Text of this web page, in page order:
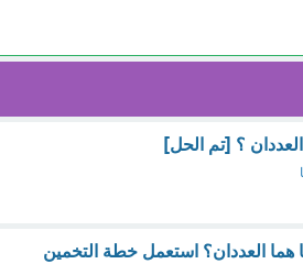
مجموعهما ٢٨ وحاصل ضربهما ١٩٥ فما هما العددان؟ استعمل خطة التخمين